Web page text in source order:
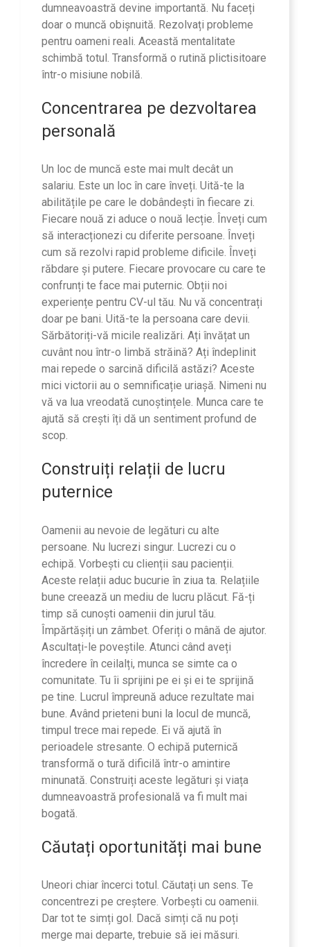
dumneavoastră devine importantă. Nu faceți
doar o muncă obișnuită. Rezolvați probleme
pentru oameni reali. Această mentalitate
schimbă totul. Transformă o rutină plictisitoare
într-o misiune nobilă.
Concentrarea pe dezvoltarea
personală
Un loc de muncă este mai mult decât un
salariu. Este un loc în care înveți. Uită-te la
abilitățile pe care le dobândești în fiecare zi.
Fiecare nouă zi aduce o nouă lecție. Înveți cum
să interacționezi cu diferite persoane. Înveți
cum să rezolvi rapid probleme dificile. Înveți
răbdare și putere. Fiecare provocare cu care te
confrunți te face mai puternic. Obții noi
experiențe pentru CV-ul tău. Nu vă concentrați
doar pe bani. Uită-te la persoana care devii.
Sărbătoriți-vă micile realizări. Ați învățat un
cuvânt nou într-o limbă străină? Ați îndeplinit
mai repede o sarcină dificilă astăzi? Aceste
mici victorii au o semnificație uriașă. Nimeni nu
vă va lua vreodată cunoștințele. Munca care te
ajută să crești îți dă un sentiment profund de
scop.
Construiți relații de lucru
puternice
Oamenii au nevoie de legături cu alte
persoane. Nu lucrezi singur. Lucrezi cu o
echipă. Vorbești cu clienții sau pacienții.
Aceste relații aduc bucurie în ziua ta. Relațiile
bune creează un mediu de lucru plăcut. Fă-ți
timp să cunoști oamenii din jurul tău.
Împărtășiți un zâmbet. Oferiți o mână de ajutor.
Ascultați-le poveștile. Atunci când aveți
încredere în ceilalți, munca se simte ca o
comunitate. Tu îi sprijini pe ei și ei te sprijină
pe tine. Lucrul împreună aduce rezultate mai
bune. Având prieteni buni la locul de muncă,
timpul trece mai repede. Ei vă ajută în
perioadele stresante. O echipă puternică
transformă o tură dificilă într-o amintire
minunată. Construiți aceste legături și viața
dumneavoastră profesională va fi mult mai
bogată.
Căutați oportunități mai bune
Uneori chiar încerci totul. Căutați un sens. Te
concentrezi pe creștere. Vorbești cu oamenii.
Dar tot te simți gol. Dacă simți că nu poți
merge mai departe, trebuie să iei măsuri.